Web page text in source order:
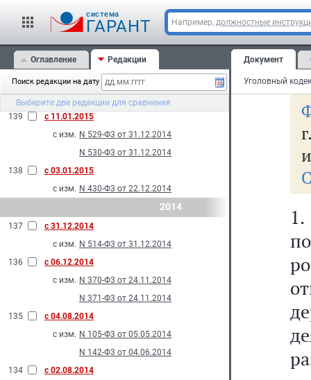
cистема
ГАРАНТ Например, должностные
Оглавление Редакции
Поиск редакции на дату
Выберите две редакции для сравнения
N 40-Ф3 от 08.03.2015
N 45-Ф3 от 08.03.2015
141
с 15.02.2015
с изм.
N 7-Ф3 от 03.02.2015
140
с 23.01.2015
с изм. N 532-Ф3 от 31.12.2014
139
с 11.01.2015
с изм. N 529-Ф3 от 31.12.2014
N 530-Ф3 от 31.12.2014
138
с 03.01.2015
с изм. N 430-Ф3 от 22.12.2014
2014
137
с 31.12.2014
с изм. N 514-Ф3 от 31.12.2014
136
с 06.12.2014
с изм. N 370-Ф3 от 24.11.2014
N 371-Ф3 от 24.11.2014
135
с 04.08.2014
с изм. N 105-Ф3 от 05.05.2014
N 142-Ф3 от 04.06.2014
134
с 02.08.2014
Документ